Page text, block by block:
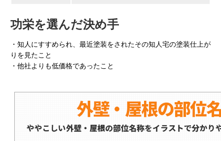
功栄を選んだ決め手
・知人にすすめられ、最近塗装をされたその知人宅の塗装仕上が
りを見たこと
・他社よりも低価格であったこと